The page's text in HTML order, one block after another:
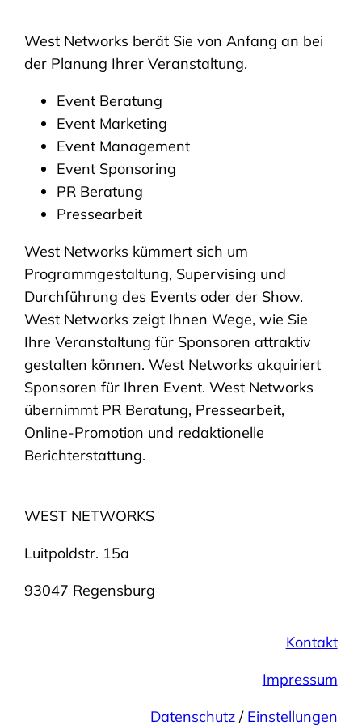
West Networks berät Sie von Anfang an bei
der Planung Ihrer Veranstaltung.
Event Beratung
Event Marketing
Event Management
Event Sponsoring
PR Beratung
Pressearbeit
West Networks kümmert sich um
Programmgestaltung, Supervising und
Durchführung des Events oder der Show.
West Networks zeigt Ihnen Wege, wie Sie
Ihre Veranstaltung für Sponsoren attraktiv
gestalten können. West Networks akquiriert
Sponsoren für Ihren Event. West Networks
übernimmt PR Beratung, Pressearbeit,
Online-Promotion und redaktionelle
Berichterstattung.
WEST NETWORKS
Luitpoldstr. 15a
93047 Regensburg
Kontakt
Impressum
Datenschutz/ Einstellungen